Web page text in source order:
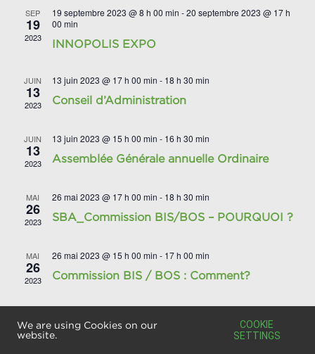
SEP
19
2023
19 septembre 2023 @ 8 h 00 min -20 septembre 2023 @ 17 h
00 min
INNOPOLIS EXPO
JUIN
13
2023
13 juin 2023 @ 17 h 00 min - 18 h 30 min
Conseil d’Administration
JUIN
13
2023
13 juin 2023 @ 15 h 00 min - 16 h 30 min
Assemblée Générale annuelle Ordinaire
MAI
26
2023
26 mai 2023 @ 17 h 00 min - 18 h 30 min
SBA_Commission BIS/BOS – POURQUOI ?
MAI
26
2023
26 mai 2023 @ 15 h 00 min - 17 h 00 min
Commission BIS / BOS : Comment?
10
2023 MIX.E Lyon
We are using Cookies on our
website.
COOKIE
SETTINGS